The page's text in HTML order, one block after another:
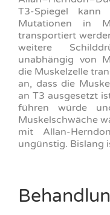
T3-Spiegel
Mutationen in
transportiert
weitere
unabhängig von
die Muskelzelle
an, dass die
an T3 ausgesetzt
führen würde
Muskelschwäche
mit Allan-
ungünstig. Bislang